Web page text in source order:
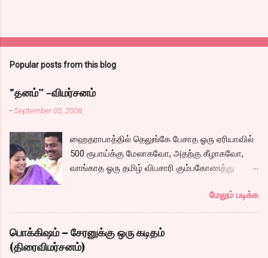
Popular posts from this blog
"தனம்” -விமர்சனம்
-September 05, 2008
ஹைதராபாத்தில் தெலுங்கே பேசாத ஓரு ஏரியாவில்
500 ரூபாய்க்கு மேலாகவோ, அதற்கு கீழாகவோ,
வாங்காத ஓரு தமிழ் விபசாரி கும்பகோணத்து
வாழ்கைபடுகிறாள். அவளுடய வாழ்கை எப்படி
அமைந்தது? என்ற ஓரு நல்ல லைனை , சங்கீதா
தன்னுடய இடுப்பை சுழற்றி, சுழற்றி நடப்பதை போல்
சும்மா, சுத்தி, சுத்தி குழப்பி, நம்பமுடியாத
திரைக்கதையால் சொதப்பி,சங்கீதாவை ஏதோ
மேலும் படிக்க
பொக்கிஷம் – சேரனுக்கு ஒரு கடிதம்
(திரைவிமர்சனம்)